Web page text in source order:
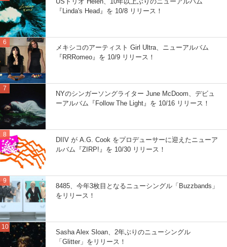
『Linda's Head』を 10/8 リリース！
メキシコのアーティスト Girl Ultra、ニューアルバム
『RRRomeo』を 10/9 リリース！
NYのシンガーソングライター June McDoom、デビュ
ーアルバム『Follow The Light』を 10/16 リリース！
DIIV が A.G. Cook をプロデューサーに迎えたニューア
ルバム『ZIRP!』を 10/30 リリース！
8485、今年3枚目となるニューシングル「Buzzbands」
をリリース！
Sasha Alex Sloan、2年ぶりのニューシングル
「Glitter」をリリース！